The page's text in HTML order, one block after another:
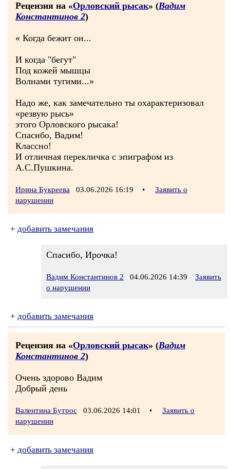
Рецензия на «Орловский рысак» (Вадим
Константинов 2)
« Когда бежит он...
И когда "бегут"
Под кожей мышцы
Волнами тугими...»
Надо же, как замечательно ты охарактеризовал
«резвую рысь»
этого Орловского рысака!
Спасибо, Вадим!
Классно!
И отличная перекличка с эпиграфом из
А.С.Пушкина.
Ирина Букреева 03.06.2026 16:19 •
Заявить о
нарушении
+ добавить замечания
Спасибо, Ирочка!
Вадим Константинов 2 04.06.2026 14:39
Заявить
о нарушении
+ добавить замечания
Рецензия на «Орловский рысак» (Вадим
Константинов 2)
Очень здорово Вадим
Добрый день
Валентина Бутрос 03.06.2026 14:01 •
Заявить о
нарушении
+ добавить замечания